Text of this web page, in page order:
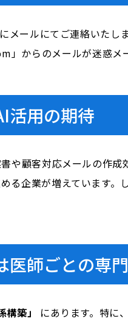
ールにてご連絡いたしま
からのメールが迷惑メ
活用の期待
や顧客対応メールの作
る企業が増えています
医師ごとの専
築」
にあります。特に